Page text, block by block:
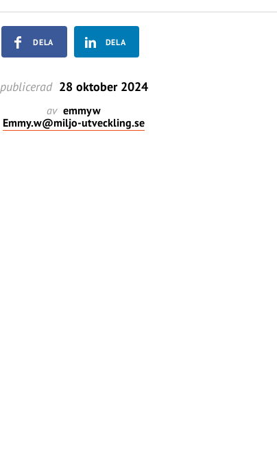
DELA DELA
publicerad 28 oktober 2024
av emmyw
Emmy.w@miljo-utveckling.se